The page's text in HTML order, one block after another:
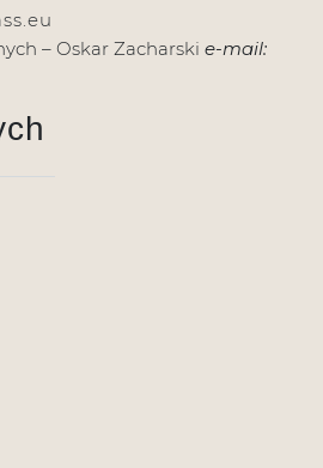
– Oskar Zacharski e-mail: